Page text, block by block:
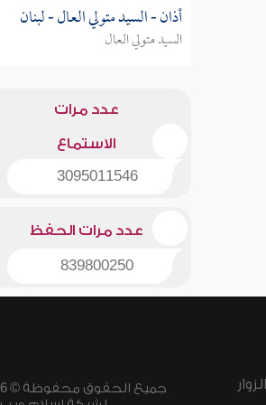
أذان - السيد متولي العال - لبنان
السيد متولي العال
عدد مرات
الاستماع
3095011546
عدد مرات الحفظ
839800250